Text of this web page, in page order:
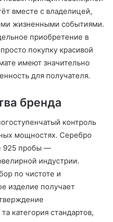
вместе с владелицей,
жизненными событиями.
приобретение в
покупку красивой
имеют значительно
для получателя.
бренда
контроль
мощностях. Серебро
925 пробы —
индустрии.
по чистоте и
изделие получает
категория стандартов,